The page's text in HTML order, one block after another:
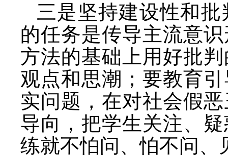
三是坚持建设性和
的任务是传导主流意
方法的基础上用好批
观点和思潮；要教育
实问题，在对社会假
导向，把学生关注、
练就不怕问、怕不问、